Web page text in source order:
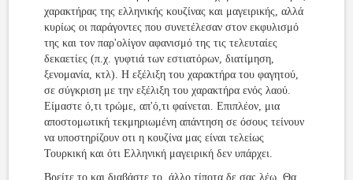
χαρακτήρας της ελληνικής κουζίνας και μαγειρικής, αλλά
κυρίως οι παράγοντες που συνετέλεσαν στον εκφυλισμό
της και τον παρ'ολίγον αφανισμό της τις τελευταίες
δεκαετίες (π.χ. γυφτιά των εστιατόρων, διατίμηση,
ξενομανία, κτλ). H εξέλιξη του χαρακτήρα του φαγητού,
σε σύγκριση με την εξέλιξη του χαρακτήρα ενός λαού.
Είμαστε ό,τι τρώμε, απ'ό,τι φαίνεται. Επιπλέον, μια
αποστομωτική τεκμηριωμένη απάντηση σε όσους τείνουν
να υποστηρίζουν οτι η κουζίνα μας είναι τελείως
Τουρκική και ότι Ελληνική μαγειρική δεν υπάρχει.
Βρείτε το και διαβάστε το, άλλο τίποτα δε σας λέω. Θα